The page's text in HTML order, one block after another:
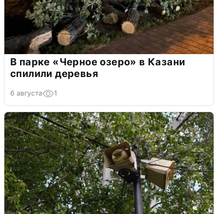
В парке «Черное озеро» в Казани
спилили деревья
6 августа 1